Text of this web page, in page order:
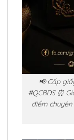
📢 Cấp
#QCBDS ⏰
điểm